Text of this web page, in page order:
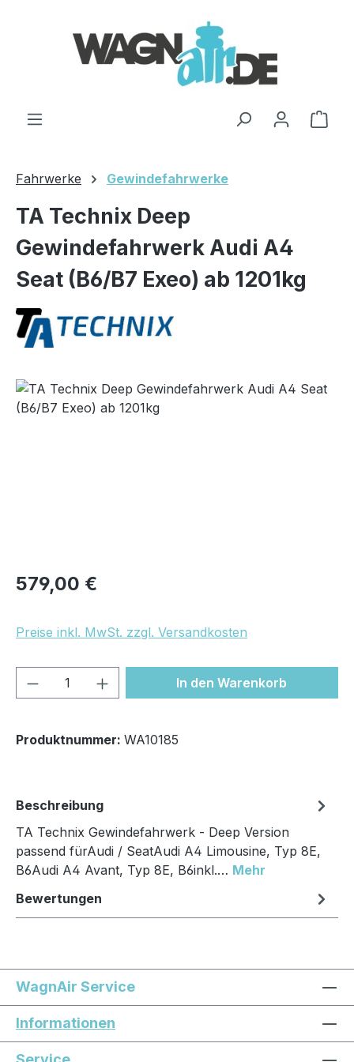
Fahrwerke Gewindefahrwerke
TA Technix Deep
Gewindefahrwerk Audi A4
Seat (B6/B7 Exeo) ab 1201kg
Bildergalerie überspringen
Regulärer Preis:
579,00 €
Preise inkl. MwSt. zzgl. Versandkosten
Produkt Anzahl: Gib denIn den Warenkorb
Produktnummer: WA10185
Beschreibung
TA Technix Gewindefahrwerk - Deep Version
passend fürAudi / SeatAudi A4 Limousine, Typ 8E,
B6Audi A4 Avant, Typ 8E, B6inkl.… Mehr
Bewertungen
WagnAir Service
Informationen